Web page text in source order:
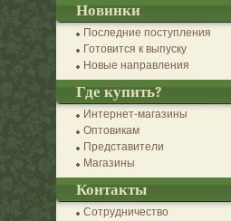
Новинки
Последние поступления
Готовится к выпуску
Новые направления
Где купить?
Интернет-магазины
Оптовикам
Представители
Магазины
Контакты
Сотрудничество